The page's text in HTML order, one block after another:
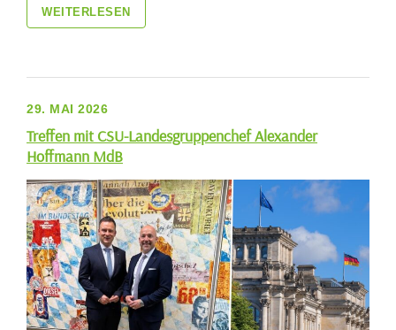
WEITERLESEN
29. MAI 2026
Treffen mit CSU-Landesgruppenchef Alexander
Hoffmann MdB